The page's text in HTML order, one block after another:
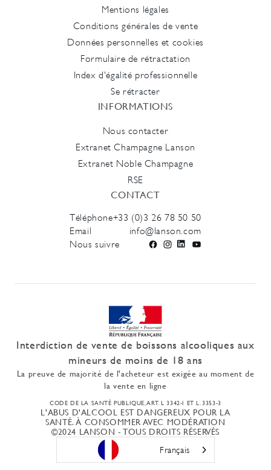
Mentions légales
Conditions générales de vente
Données personnelles et cookies
Formulaire de rétractation
Index d'égalité professionnelle
Se rétracter
INFORMATIONS
Nous contacter
Extranet Champagne Lanson
Extranet Noble Champagne
RSE
CONTACT
Téléphone+33 (0)3 26 78 50 50
Email
info@lanson.com
Nous suivre
FacebookInstagramLinkedInYouTube
Interdiction de vente de boissons alcooliques aux
mineurs de moins de 18 ans
La preuve de majorité de l'acheteur est exigée au moment de
la vente en ligne
CODE DE LA SANTÉ PUBLIQUE, ART. L 3342-I ET L. 3353-3
L'ABUS D'ALCOOL EST DANGEREUX POUR LA
SANTÉ. À CONSOMMER AVEC MODÉRATION
©2024 LANSON - TOUS DROITS RÉSERVÉS
Français